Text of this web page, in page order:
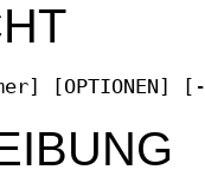
[OPTIONEN]